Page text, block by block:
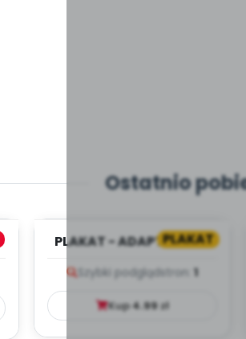
Ostatnio
PLAKAT
PLAKAT - ADAPTACJA -
Szybki podglądstron: 1
Kup4.99zł